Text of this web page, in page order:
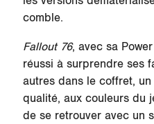
comble.
Fallout 76, avec sa
réussi à surprendre ses
autres dans le coffret,
qualité, aux couleurs du
de se retrouver avec un